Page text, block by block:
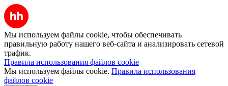
Мы используем файлы cookie, чтобы обеспечивать
правильную работу нашего веб-сайта и анализировать сетевой
трафик.
Правила использования файлов cookie
Мы используем файлы cookie. Правила использования
файлов cookie